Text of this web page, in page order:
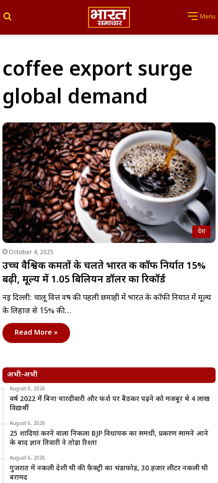
Menu
coffee export surge
global demand
देश
October 4, 2025
उच्च वैश्विक कीमतों के चलते भारत की कॉफी निर्यात 15%
बढ़ी, मूल्य में 1.05 बिलियन डॉलर का रिकॉर्ड
नई दिल्ली: चालू वित्त वर्ष की पहली छमाही में भारत के कॉफी निर्यात में मूल्य
के लिहाज से 15% की…
Read More »
अभी-अभी
August 6, 2026
वर्ष 2022 में बिना चारदीवारी और फर्श पर बैठकर पढ़ने को मजबूर थे 4 लाख
विद्यार्थी
August 6, 2026
25 शादियां करने वाला निकला BJP विधायक का समधी, प्रकरण सामने आने
के बाद ज्ञान तिवारी ने तोड़ा रिश्ता
August 6, 2026
गुजरात में नकली देशी घी की फैक्ट्री का भंडाफोड़, 30 हजार लीटर नकली घी
बरामद